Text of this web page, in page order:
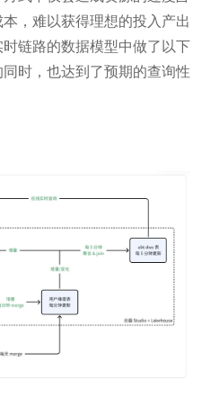
，难以获得理想的投入产出
链路的数据模型中做了以下
时，也达到了预期的查询性